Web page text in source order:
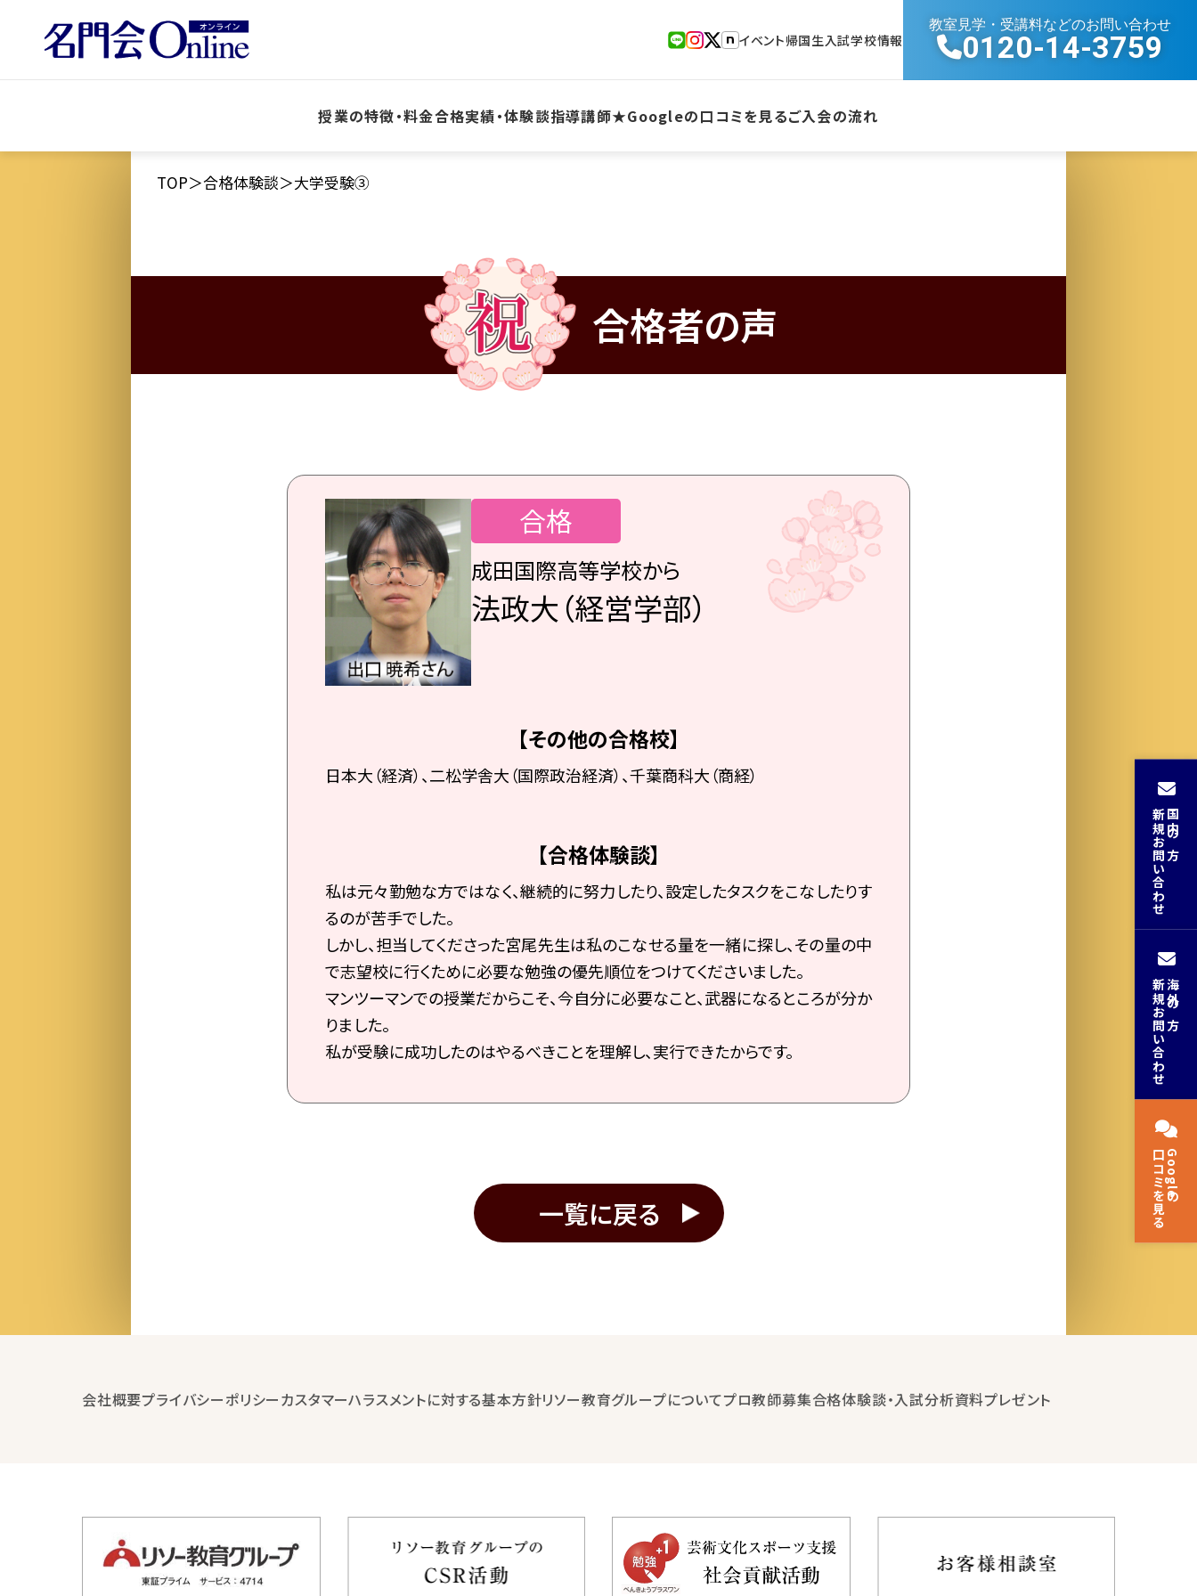
イベント帰国生入試学校情報
教室見学・受講料などのお問い合わせ
0120-14-3759
授業の特徴・料金合格実績・体験談指導講師★Googleの口コミを見るご入会の流れ
TOP 合格体験談 大学受験③
合格者の声
合格
成田国際高等学校から
法政大（経営学部）
【その他の合格校】
日本大（経済）、二松学舎大（国際政治経済）、千葉商科大（商経）
【合格体験談】
私は元々勤勉な方ではなく、継続的に努力したり、設定したタスクをこなしたりす
るのが苦手でした。
しかし、担当してくださった宮尾先生は私のこなせる量を一緒に探し、その量の中
で志望校に行くために必要な勉強の優先順位をつけてくださいました。
マンツーマンでの授業だからこそ、今自分に必要なこと、武器になるところが分か
りました。
私が受験に成功したのはやるべきことを理解し、実行できたからです。
一覧に戻る
会社概要プライバシーポリシーカスタマーハラスメントに対する基本方針リソー教育グループについてプロ教師募集合格体験談・入試分析資料プレゼント
国内の方
新規お問い合わせ
海外の方
新規お問い合わせ
Googleの
口コミを見る